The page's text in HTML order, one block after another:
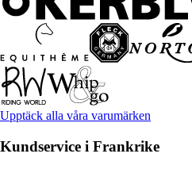
Upptäck alla våra varumärken
Kundservice i Frankrike